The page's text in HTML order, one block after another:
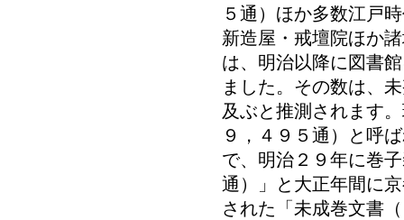
５通）ほか多数江戸
新造屋・戒壇院ほか
は、明治以降に図書
ました。その数は、
及ぶと推測されます
９，４９５通）と呼
で、明治２９年に巻
通）」と大正年間に
された「未成巻文書